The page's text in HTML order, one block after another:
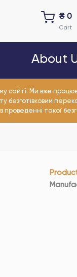
₴ 0
Cart
About
сайті. Ми вже
безготівковим
такої